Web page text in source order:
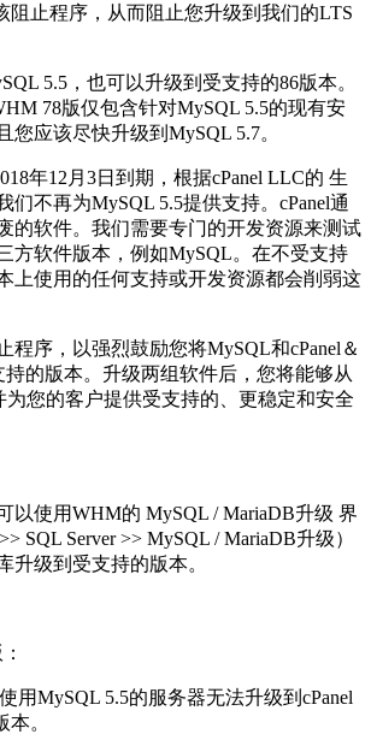
阻止程序，从而阻止您升级到我们的LTS
5.5，也可以升级到受支持的86版本。
78版仅包含针对MySQL 5.5的现有安
您应该尽快升级到MySQL 5.7。
年12月3日到期，根据cPanel LLC的 生
们不再为MySQL 5.5提供支持。cPanel通
的软件。我们需要专门的开发资源来测试
方软件版本，例如MySQL。在不受支持
上使用的任何支持或开发资源都会削弱这
程序，以强烈鼓励您将MySQL和cPanel＆
的版本。升级两组软件后，您将能够从
为您的客户提供受支持的、更稳定和安全
以使用WHM的 MySQL / MariaDB升级 界
SQL Server >> MySQL / MariaDB升级）
升级到受支持的版本。
用MySQL 5.5的服务器无法升级到cPanel
。